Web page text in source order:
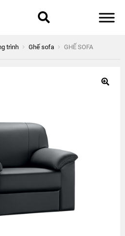
Giới thiệu
Hòa Phát
trình Ghế sofa GHẾ SOFA